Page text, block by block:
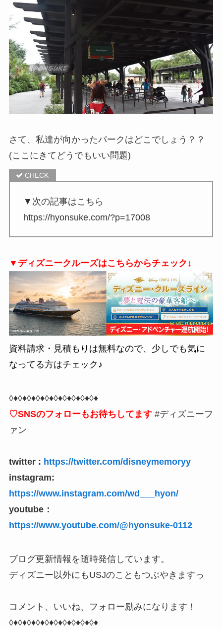
さて、私達が向かったパークはどこでしょう？？
(ここにきてどうでもいい問題)
▼次の記事はこちら
https://hyonsuke.com/?p=17008
▼ディズニークルーズはこちらからチェック↓
資料請求・見積もりは無料なので、少しでも気に
なってる方はチェック♪
◊♦◊♦◊♦◊♦◊♦◊♦◊♦◊♦◊♦◊♦
♡SNSのフォローもお待ちしてます #ディズニーフ
ァン
twitter : https://twitter.com/disneymemoryy
instagram:
https://www.instagram.com/wd___hyon/
youtube：
https://www.youtube.com/@hyonsuke-0112
ブログ更新情報を随時発信しています。
ディズニー以外にもUSJのこともつぶやきますっ
コメント、いいね、フォロー励みになります！
◊♦◊♦◊♦◊♦◊♦◊♦◊♦◊♦◊♦◊♦